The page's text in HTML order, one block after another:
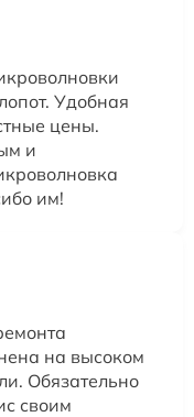
Удобная
цены.
и
им!
на высоком
Обязательно
своим